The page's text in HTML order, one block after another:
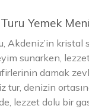
Yemek
Akdeniz’in kristal
sunarken,
damak
tur, denizin
lezzet dolu bir